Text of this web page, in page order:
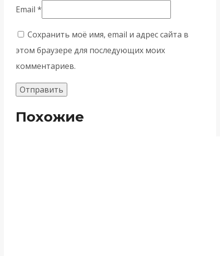
Email *
Сохранить моё имя, email и адрес сайта в
этом браузере для последующих моих
комментариев.
Похожие